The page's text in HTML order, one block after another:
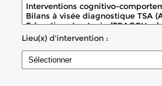
Lieu(x) d'intervention :